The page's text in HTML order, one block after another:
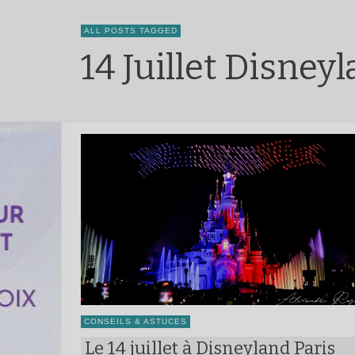
ALL POSTS TAGGED
14 Juillet
CONSEILS & ASTUCES
Le 14 juillet à Disneyland Paris